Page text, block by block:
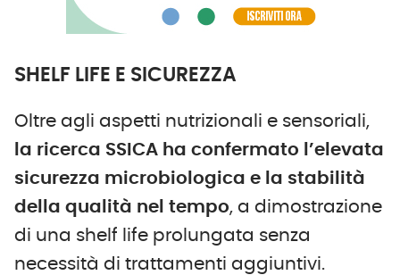
SHELF LIFE E SICUREZZA
Oltre agli aspetti nutrizionali e sensoriali,
la ricerca SSICA ha confermato l’elevata
sicurezza microbiologica e la stabilità
della qualità nel tempo, a dimostrazione
di una shelf life prolungata senza
necessità di trattamenti aggiuntivi.